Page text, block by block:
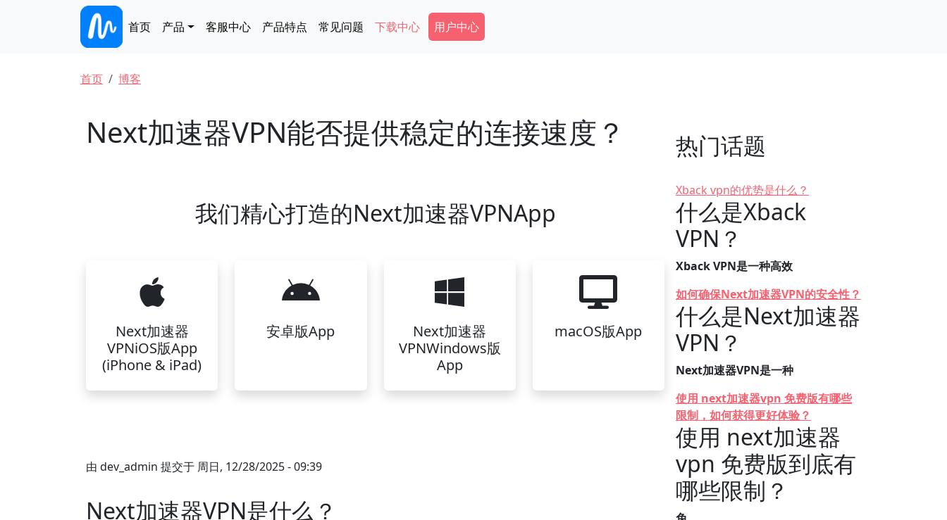
Main navigation
首页 产品 客服中心 产品特点 常见问题 下载中心 Secondary Menu
用户中心
面包屑
首页 博客
Next加速器VPN能否提供稳定的连接速度？
我们精心打造的Next加速器VPNApp
Next加速器
VPNiOS版App
(iPhone & iPad)
安卓版App
Next加速器
VPNWindows版
App
macOS版App
由 dev_admin 提交于 周日, 12/28/2025 - 09:39
Next加速器VPN是什么？
热门话题
Xback vpn的优势是什么？
什么是Xback
VPN？
Xback VPN是一种高效
如何确保Next加速器VPN的安全性？
什么是Next加速器
VPN？
Next加速器VPN是一种
使用 next加速器vpn 免费版有哪些
限制，如何获得更好体验？
使用 next加速器
vpn 免费版到底有
哪些限制？